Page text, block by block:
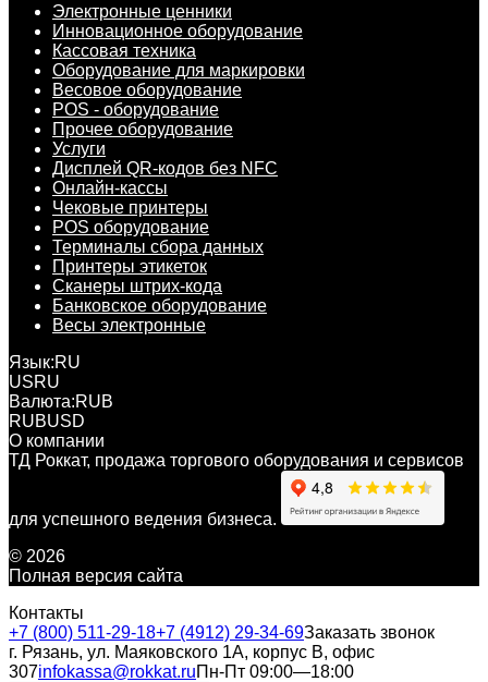
Электронные ценники
Инновационное оборудование
Кассовая техника
Оборудование для маркировки
Весовое оборудование
POS - оборудование
Прочее оборудование
Услуги
Дисплей QR-кодов без NFC
Онлайн-кассы
Чековые принтеры
POS оборудование
Терминалы сбора данных
Принтеры этикеток
Сканеры штрих-кода
Банковское оборудование
Весы электронные
Язык:RU
USRU
Валюта:RUB
RUBUSD
О компании
ТД Роккат, продажа торгового оборудования и сервисов
для успешного ведения бизнеса.
© 2026
Полная версия сайта
Контакты
+7 (800) 511-29-18+7 (4912) 29-34-69Заказать звонок
г. Рязань, ул. Маяковского 1А, корпус B, офис
307infokassa@rokkat.ruПн-Пт 09:00—18:00